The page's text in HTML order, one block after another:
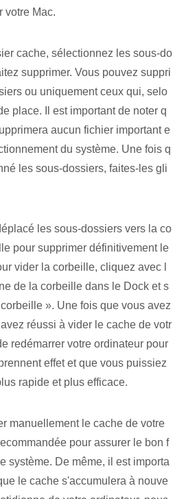
votre Mac.
cache, sélectionnez les sous-do
supprimer. Vous pouvez suppri
ou uniquement ceux qui, selo
place. Il est important de noter q
aucun fichier important e
du système. Une fois q
les sous-dossiers, faites-les gli
les sous-dossiers vers la co
pour supprimer définitivement le
vider la corbeille, cliquez avec l
de la corbeille dans le Dock et s
». Une fois que vous avez
réussi à vider le cache de votr
redémarrer votre ordinateur pour
effet et que vous puissiez
rapide et plus efficace.
manuellement le cache de votre
pour assurer le bon f
système. De même, il est importa
le cache s'accumulera à nouve